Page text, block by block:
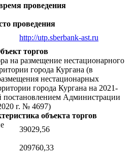
проведения
проведения
http://utp.sberbank-ast.ru
торгов
на размещение нестационарного
города Кургана (в
нестационарных
города Кургана на 2021-
постановлением Администрации
г. № 4697)
объекта торгов
39029,56
209760,33